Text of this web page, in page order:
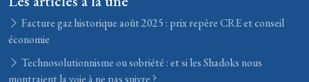
Facture gaz historique août 2025 : prix repère CRE et conseil
économie
Technosolutionnisme ou sobriété : et si les Shadoks nous
montraient la voie à ne pas suivre ?